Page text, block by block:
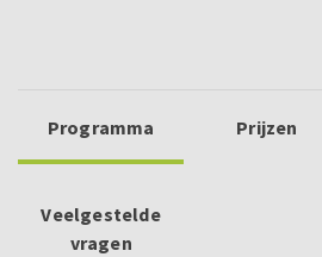
Programma Prijzen
Veelgestelde
vragen